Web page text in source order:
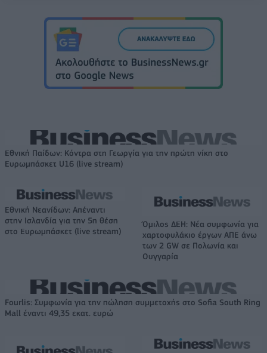
Εθνική Παίδων: Κόντρα στη Γεωργία για την πρώτη νίκη στο
Ευρωμπάσκετ U16 (live stream)
Εθνική Νεανίδων: Απέναντι
στην Ισλανδία για την 5η θέση
στο Ευρωμπάσκετ (live stream)
Όμιλος ΔΕΗ: Νέα συμφωνία για
χαρτοφυλάκιο έργων ΑΠΕ άνω
των 2 GW σε Πολωνία και
Ουγγαρία
Fourlis: Συμφωνία για την πώληση συμμετοχής στο Sofia South Ring
Mall έναντι 49,35 εκατ. ευρώ